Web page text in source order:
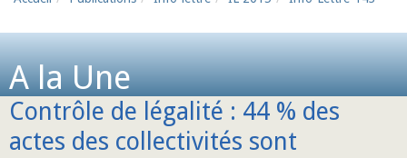
A la Une
Contrôle de légalité : 44 % des
actes des collectivités sont